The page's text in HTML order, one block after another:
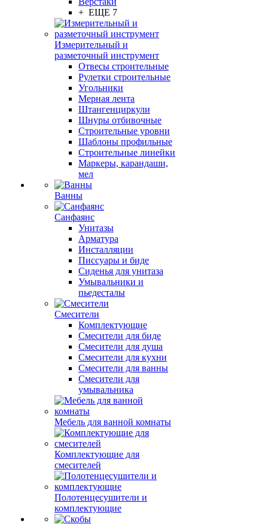
+ ЕЩЕ 7
Измерительный и
разметочный инструмент
Отвесы строительные
Рулетки строительные
Угольники
Мерная лента
Штангенциркули
Шнуры отбивочные
Строительные уровни
Шаблоны профильные
Строительные линейки
Маркеры, карандаши,
мел
Ванны
Санфаянс
Унитазы
Арматура
Инсталляции
Писсуары и биде
Сиденья для унитаза
Умывальники и
пьедесталы
Смесители
Комплектующие
Смесители для биде
Смесители для душа
Смесители для кухни
Смесители для ванны
Смесители для
умывальника
Мебель для ванной комнаты
Комплектующие для
смесителей
Полотенцесушители и
комплектующие